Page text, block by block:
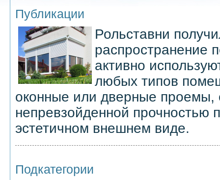
Публикации
Рольставни
распространение
активно
любых типов
оконные или дверные проемы,
непревзойденной прочностью
эстетичном внешнем виде.
Подкатегории